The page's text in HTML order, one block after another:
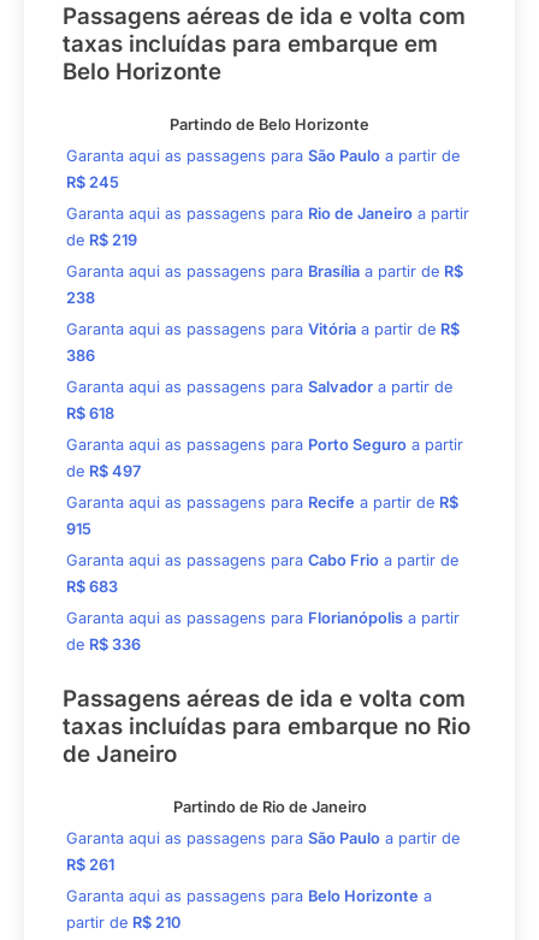
Passagens aéreas de ida e volta com
taxas incluídas para embarque em
Belo Horizonte
Partindo de Belo Horizonte
Garanta aqui as passagens para São Paulo a partir de
R$ 245
Garanta aqui as passagens para Rio de Janeiro a partir
de R$ 219
Garanta aqui as passagens para Brasília a partir de R$
238
Garanta aqui as passagens para Vitória a partir de R$
386
Garanta aqui as passagens para Salvador a partir de
R$ 618
Garanta aqui as passagens para Porto Seguro a partir
de R$ 497
Garanta aqui as passagens para Recife a partir de R$
915
Garanta aqui as passagens para Cabo Frio a partir de
R$ 683
Garanta aqui as passagens para Florianópolis a partir
de R$ 336
Passagens aéreas de ida e volta com
taxas incluídas para embarque no Rio
de Janeiro
Partindo de Rio de Janeiro
Garanta aqui as passagens para São Paulo a partir de
R$ 261
Garanta aqui as passagens para Belo Horizonte a
partir de R$ 210